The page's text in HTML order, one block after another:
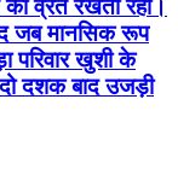
व्रत रखती रहीं।
जब मानसिक रूप
परिवार खुशी के
दशक बाद उजड़ी